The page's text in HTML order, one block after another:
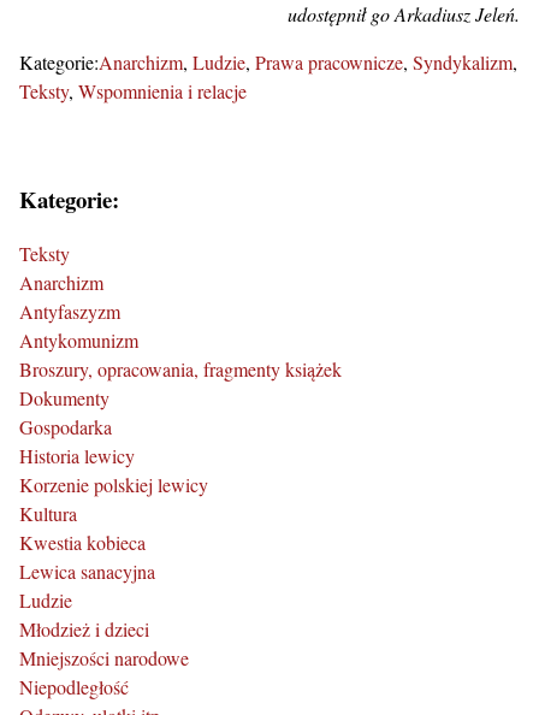
udostępnił go Arkadiusz Jeleń.
Kategorie:Anarchizm Ludzie Prawa pracownicze Syndykalizm
Teksty Wspomnienia i relacje
Kategorie:
Teksty
Anarchizm
Antyfaszyzm
Antykomunizm
Broszury, opracowania, fragmenty książek
Dokumenty
Gospodarka
Historia lewicy
Korzenie polskiej lewicy
Kultura
Kwestia kobieca
Lewica sanacyjna
Ludzie
Młodzież i dzieci
Mniejszości narodowe
Niepodległość